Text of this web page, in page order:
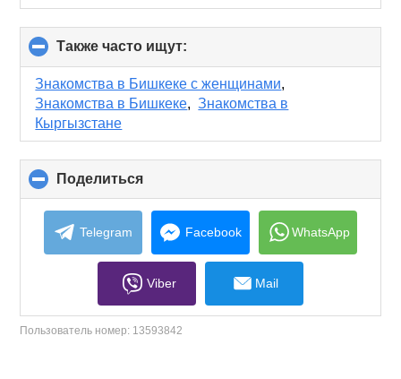
Также часто ищут:
to
collapse
contents
Знакомства в Бишкеке с женщинами,
Знакомства в Бишкеке,Знакомства в
Кыргызстане
Поделиться
to
collapse
contents
Telegram Facebook WhatsApp
Viber Mail
Пользователь номер: 13593842